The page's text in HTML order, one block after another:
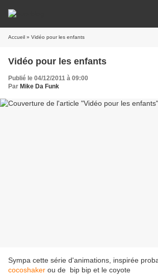
Accueil » Vidéo pour les enfants
Vidéo pour les enfants
Publié le 04/12/2011 à 09:00
Par Mike Da Funk
Sympa cette série d'animations, inspirée
cocoshaker ou de bip bip et le coyote